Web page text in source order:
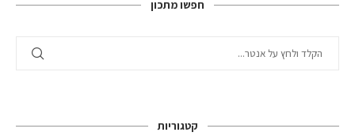
חפשו מתכון
קטגוריות